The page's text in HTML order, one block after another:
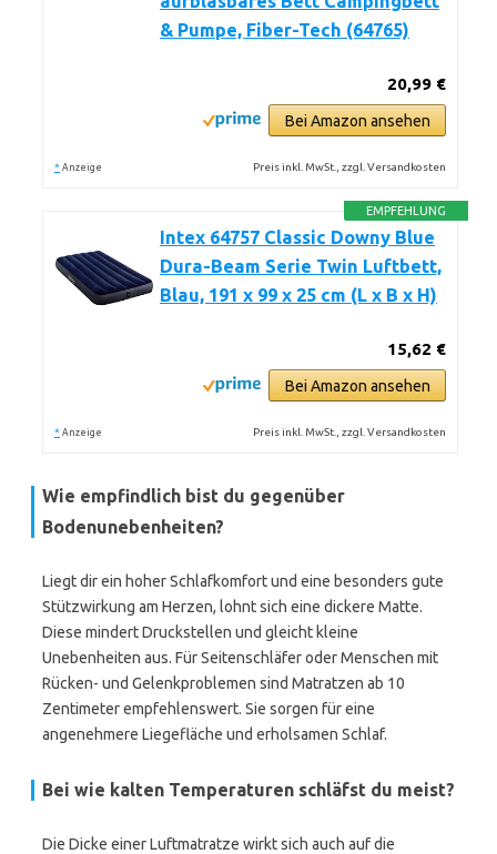
& Pumpe, Fiber-Tech (64765)
20,99 €
Bei Amazon ansehen
* Anzeige Preis inkl. MwSt., zzgl. Versandkosten
EMPFEHLUNG
Intex 64757 Classic Downy Blue
Dura-Beam Serie Twin Luftbett,
Blau, 191 x 99 x 25 cm (L x B x H)
15,62 €
Bei Amazon ansehen
* Anzeige Preis inkl. MwSt., zzgl. Versandkosten
Wie empfindlich bist du gegenüber
Bodenunebenheiten?
Liegt dir ein hoher Schlafkomfort und eine besonders gute
Stützwirkung am Herzen, lohnt sich eine dickere Matte.
Diese mindert Druckstellen und gleicht kleine
Unebenheiten aus. Für Seitenschläfer oder Menschen mit
Rücken- und Gelenkproblemen sind Matratzen ab 10
Zentimeter empfehlenswert. Sie sorgen für eine
angenehmere Liegefläche und erholsamen Schlaf.
Bei wie kalten Temperaturen schläfst du meist?
Die Dicke einer Luftmatratze wirkt sich auch auf die